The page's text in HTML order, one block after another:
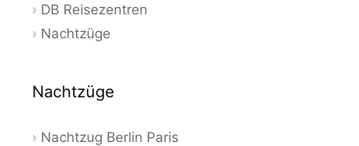
DB Reisezentren
Nachtzüge
Nachtzüge
Nachtzug Berlin Paris